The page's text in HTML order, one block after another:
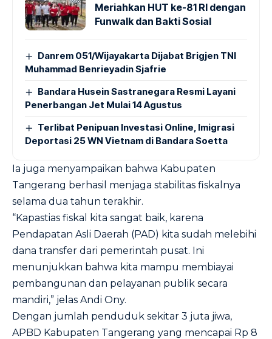
Meriahkan HUT ke-81 RI dengan
Funwalk dan Bakti Sosial
Danrem 051/Wijayakarta Dijabat Brigjen TNI
Muhammad Benrieyadin Sjafrie
Bandara Husein Sastranegara Resmi Layani
Penerbangan Jet Mulai 14 Agustus
Terlibat Penipuan Investasi Online, Imigrasi
Deportasi 25 WN Vietnam di Bandara Soetta
Ia juga menyampaikan bahwa Kabupaten
Tangerang berhasil menjaga stabilitas fiskalnya
selama dua tahun terakhir.
“Kapastias fiskal kita sangat baik, karena
Pendapatan Asli Daerah (PAD) kita sudah melebihi
dana transfer dari pemerintah pusat. Ini
menunjukkan bahwa kita mampu membiayai
pembangunan dan pelayanan publik secara
mandiri,” jelas Andi Ony.
Dengan jumlah penduduk sekitar 3 juta jiwa,
APBD Kabupaten Tangerang yang mencapai Rp 8